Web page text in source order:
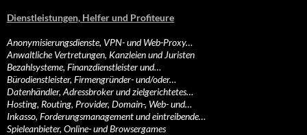
Dienstleistungen, Helfer und Profiteure
Anonymisierungsdienste, VPN- und Web-Proxy…
Anwaltliche Vertretungen, Kanzleien und Juristen
Bezahlsysteme, Finanzdienstleister und…
Bürodienstleister, Firmengründer- und/oder…
Datenhändler, Adressbroker und zielgerichtetes…
Hosting, Routing, Provider, Domain-, Web- und…
Inkasso, Forderungsmanagement und eintreibende…
Spieleanbieter, Online- und Browsergames